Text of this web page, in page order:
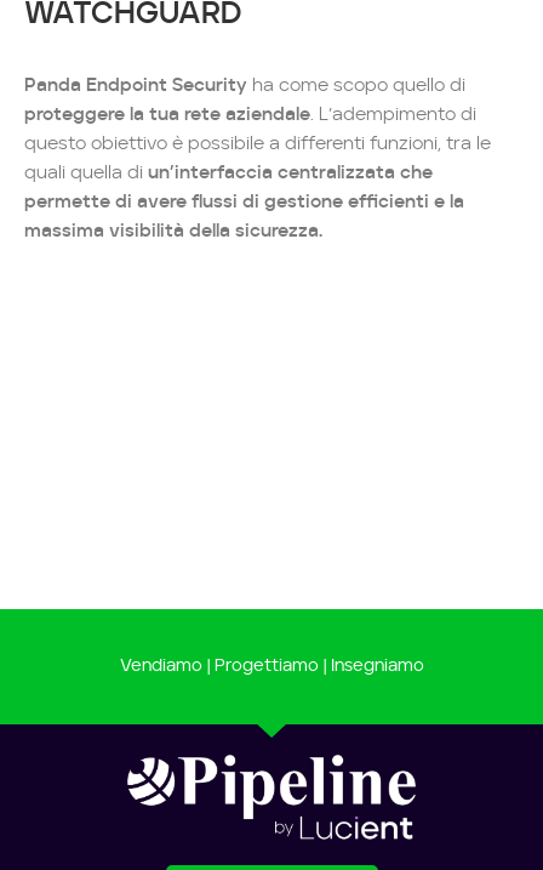
WATCHGUARD
Panda Endpoint Security ha come scopo quello di
proteggere la tua rete aziendale. L’adempimento di
questo obiettivo è possibile a differenti funzioni, tra le
quali quella di un’interfaccia centralizzata che
permette di avere flussi di gestione efficienti e la
massima visibilità della sicurezza.
Vendiamo | Progettiamo | Insegniamo